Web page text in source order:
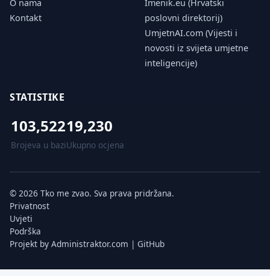
O nama
Kontakt
Imenik.eu (Hrvatski
poslovni direktorij)
UmjetnAI.com (Vijesti i
novosti iz svijeta umjetne
inteligencije)
STATISTIKE
103,522
Brojeva u bazi
19,230
Ukupno ocjena
© 2026 Tko me zvao. Sva prava pridržana.
Privatnost
Uvjeti
Podrška
Projekt by Administraktor.com | GitHub